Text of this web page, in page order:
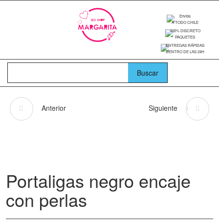
Envíos
A TODO CHILE
100% DISCRETO
PAQUETES
ENTREGAS RÁPIDAS
DENTRO DE LAS 24H
PANTY REJILLA
Anterior PORTALIGAS NEGRO
Siguiente
Portaligas negro encaje
con perlas